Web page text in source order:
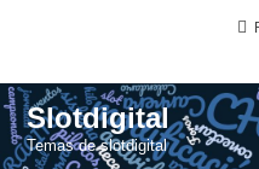
Slotdigital
Temas de slotdigital